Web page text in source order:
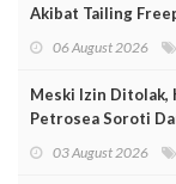
Akibat Tailing
06 August 2026
Meski Izin Ditolak,
Petrosea Soroti
03 August 2026